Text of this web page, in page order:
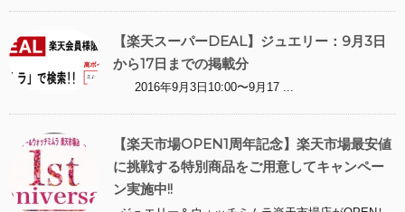
【楽天スーパーDEAL】ジュエリー：9月3日
から17日までの掲載分
2016年9月3日10:00〜9月17 ...
【楽天市場OPEN1周年記念】楽天市場最安値
に挑戦する特別商品をご用意してキャンペー
ン実施中!!